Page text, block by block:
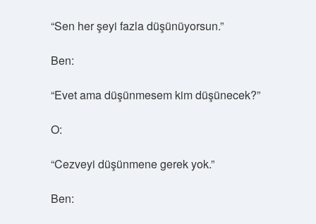
“Sen her şeyi fazla düşünüyorsun.”
Ben:
“Evet ama düşünmesem kim düşünecek?”
O:
“Cezveyi düşünmene gerek yok.”
Ben: